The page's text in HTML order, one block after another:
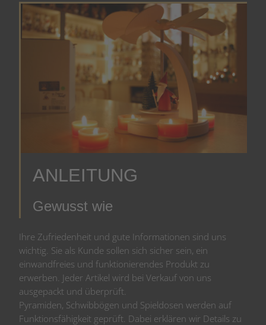
ANLEITUNG
Gewusst wie
Ihre Zufriedenheit und gute Informationen sind uns
wichtig. Sie als Kunde sollen sich sicher sein, ein
einwandfreies und funktionierendes Produkt zu
erwerben. Jeder Artikel wird bei Verkauf von uns
ausgepackt und überprüft.
Pyramiden, Schwibbögen und Spieldosen werden auf
Funktionsfähigkeit geprüft. Dabei erklären wir Details zu